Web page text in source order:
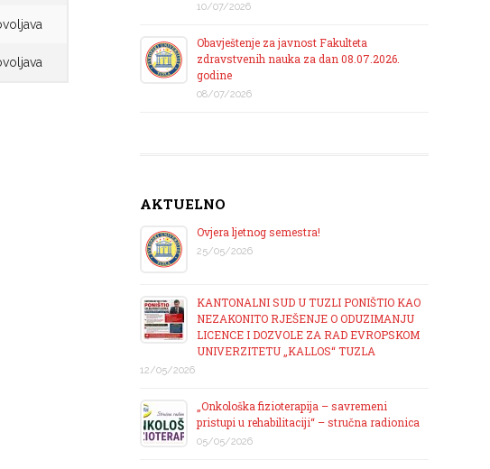
10/07/2026
Obavještenje za javnost Fakulteta
zdravstvenih nauka za dan 08.07.2026.
godine
08/07/2026
AKTUELNO
Ovjera ljetnog semestra!
25/05/2026
KANTONALNI SUD U TUZLI PONIŠTIO KAO
NEZAKONITO RJEŠENJE O ODUZIMANJU
LICENCE I DOZVOLE ZA RAD EVROPSKOM
UNIVERZITETU „KALLOS“ TUZLA
12/05/2026
„Onkološka fizioterapija – savremeni
pristupi u rehabilitaciji“ – stručna radionica
05/05/2026